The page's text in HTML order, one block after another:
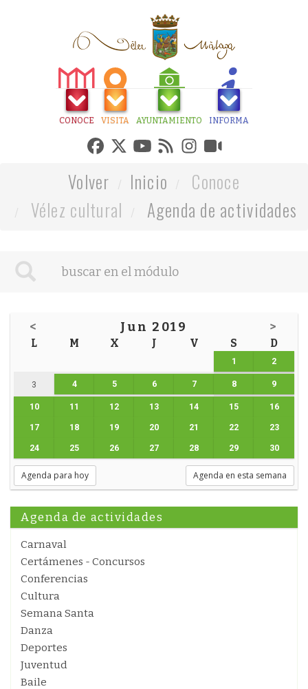
CONOCE VISITA AYUNTAMIENTO INFORMA
Volver Inicio
Conoce
Vélez cultural
Agenda de actividades
< Jun 2019 >
L M X J V S D
1 2
3 4 5 6 7 8 9
10 11 12 13 14 15 16
17 18 19 20 21 22 23
24 25 26 27 28 29 30
Agenda para hoy Agenda en esta semana
Agenda de actividades
Carnaval
Certámenes - Concursos
Conferencias
Cultura
Semana Santa
Danza
Deportes
Juventud
Baile